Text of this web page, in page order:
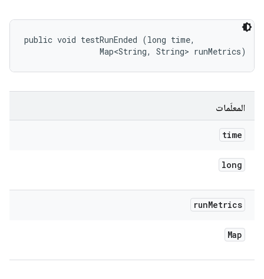
public void testRunEnded (long time,
                Map<String, String> runMetrics)
المعلَمات
time
long
runMetrics
Map